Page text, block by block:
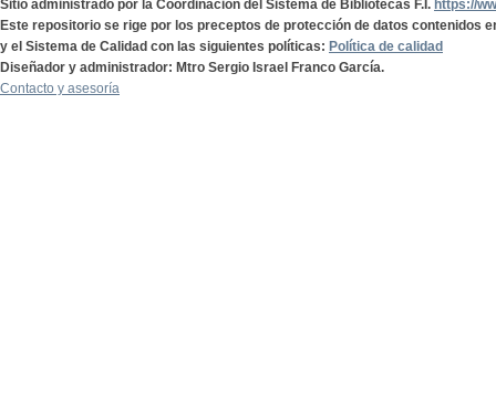
Sitio administrado por la Coordinación del Sistema de Bibliotecas F.I. https://
Este repositorio se rige por los preceptos de protección de datos contenidos
y el Sistema de Calidad con las siguientes políticas: Política de calidad
Diseñador y administrador: Mtro Sergio Israel Franco García.
Contacto y asesoría